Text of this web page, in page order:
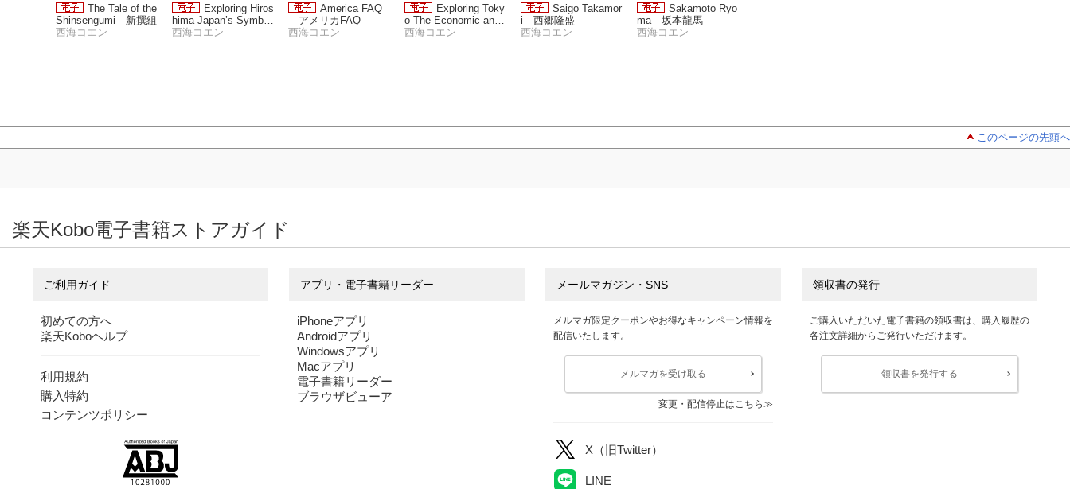
The Tale of the
Shinsengumi 新撰組
西海コエン
Exploring Hiros
hima Japan’s Symbol
for Peace 英語で読
西海コエン
America FAQ
アメリカFAQ
西海コエン
Exploring Toky
o The Economic and
Cultural Center of Jap
西海コエン
Saigo Takamor
i 西郷隆盛
西海コエン
Sakamoto Ryo
ma 坂本龍馬
西海コエン
このページの先頭へ
楽天Kobo電子書籍ストアガイド
ご利用ガイド
初めての方へ
楽天Koboヘルプ
利用規約
購入特約
コンテンツポリシー
アプリ・電子書籍リーダー
iPhoneアプリ
Androidアプリ
Windowsアプリ
Macアプリ
電子書籍リーダー
ブラウザビューア
メールマガジン・SNS
メルマガ限定クーポンやお得なキャンペーン情報を
配信いたします。
メルマガを受け取る
変更・配信停止はこちら
X（旧Twitter）
LINE
領収書の発行
ご購入いただいた電子書籍の領収書は、購入履歴の
各注文詳細からご発行いただけます。
領収書を発行する